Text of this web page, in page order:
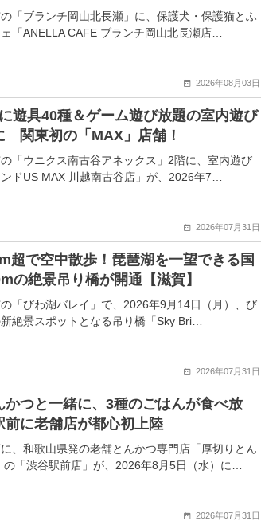
「ブランチ岡山北長瀬」に、保護犬・保護猫とふ
「ANELLA CAFE ブランチ岡山北長瀬店…
2026年08月03日
遊具40種＆ゲーム遊び放題の室内遊び
関東初の「MAX」店舗！
「ウニクス南古谷アネックス」2階に、室内遊び
ドUS MAX 川越南古谷店」が、2026年7…
2026年07月31日
超で空中散歩！琵琶湖を一望できる国
の絶景吊り橋が開通【滋賀】
「びわ湖バレイ」で、2026年9月14日（月）、び
絶景スポットとなる吊り橋「Sky Bri…
2026年07月31日
かつと一緒に、3種のごはんが食べ放
前に老舗店が都心初上陸
、和歌山県発の老舗とんかつ専門店「厚切りとん
の「渋谷駅前店」が、2026年8月5日（水）に…
2026年07月31日